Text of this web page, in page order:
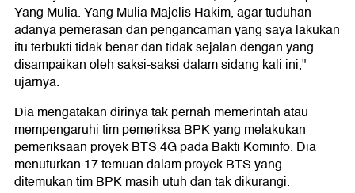
Yang Mulia. Yang Mulia Majelis Hakim, agar tuduhan
adanya pemerasan dan pengancaman yang saya lakukan
itu terbukti tidak benar dan tidak sejalan dengan yang
disampaikan oleh saksi-saksi dalam sidang kali ini,"
ujarnya.
Dia mengatakan dirinya tak pernah memerintah atau
mempengaruhi tim pemeriksa BPK yang melakukan
pemeriksaan proyek BTS 4G pada Bakti Kominfo. Dia
menuturkan 17 temuan dalam proyek BTS yang
ditemukan tim BPK masih utuh dan tak dikurangi.